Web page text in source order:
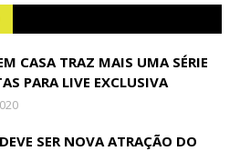
CASA TRAZ MAIS UMA SÉRIE
PARA LIVE EXCLUSIVA
SER NOVA ATRAÇÃO DO